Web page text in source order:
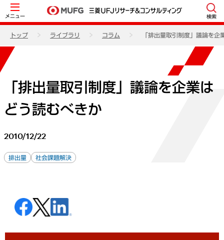
メニュー 検索
トップ ライブラリ コラム 「排出量取引制度」議論を企
「排出量取引制度」議論を企業は
どう読むべきか
2010/12/22
排出量 社会課題解決